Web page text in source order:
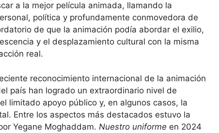
a la mejor película animada, llamando la
política y profundamente conmovedora de
de que la animación podía abordar el exilio,
y el desplazamiento cultural con la misma
real.
reconocimiento internacional de la animación
país han logrado un extraordinario nivel de
limitado apoyo público y, en algunos casos, la
Entre los aspectos más destacados estuvo la
Yegane Moghaddam. Nuestro uniforme en 2024